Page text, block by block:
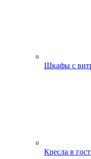
Шкафы с
Кресла в